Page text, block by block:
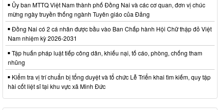
Ủy ban MTTQ Việt Nam thành phố Đồng Nai và các cơ quan, đơn vị chúc
mừng ngày truyền thống ngành Tuyên giáo của Đảng
Đồng Nai có 2 cá nhân được bầu vào Ban Chấp hành Hội Chữ thập đỏ Việt
Nam nhiệm kỳ 2026-2031
Tập huấn pháp luật tiếp công dân, khiếu nại, tố cáo, phòng, chống tham
nhũng
Kiểm tra vị trí chuẩn bị tổng duyệt và tổ chức Lễ Triển khai tìm kiếm, quy tập
hài cốt liệt sĩ tại khu vực xã Minh Đức